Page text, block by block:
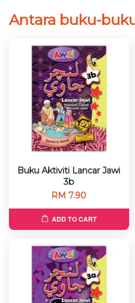
Antara buku-
Buku Aktiviti Lancar Jawi
3b
RM 7.90
ADD TO CART